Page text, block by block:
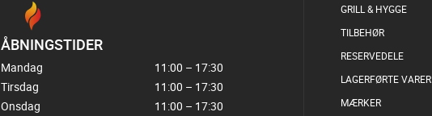
ÅBNINGSTIDER
Mandag
11:00 – 17:30
Tirsdag
11:00 – 17:30
Onsdag
11:00 – 17:30
GRILL & HYGGE
TILBEHØR
RESERVEDELE
LAGERFØRTE VARER
MÆRKER